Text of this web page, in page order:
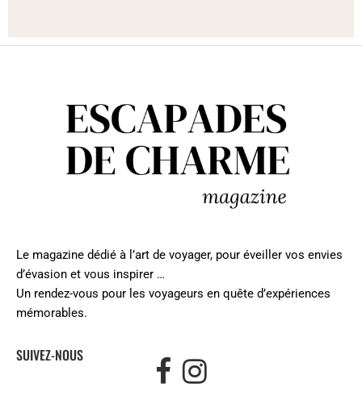
Le magazine dédié à l’art de voyager, pour éveiller vos envies
d’évasion et vous inspirer …
Un rendez-vous pour les voyageurs en quête d’expériences
mémorables.
SUIVEZ-NOUS